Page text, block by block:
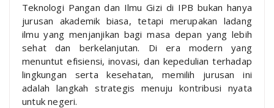
Teknologi Pangan dan Ilmu Gizi di IPB bukan hanya
jurusan akademik biasa, tetapi merupakan ladang
ilmu yang menjanjikan bagi masa depan yang lebih
sehat dan berkelanjutan. Di era modern yang
menuntut efisiensi, inovasi, dan kepedulian terhadap
lingkungan serta kesehatan, memilih jurusan ini
adalah langkah strategis menuju kontribusi nyata
untuk negeri.